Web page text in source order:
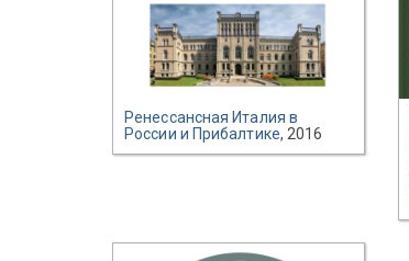
Ренессансная Италия в
России и Прибалтике, 2016